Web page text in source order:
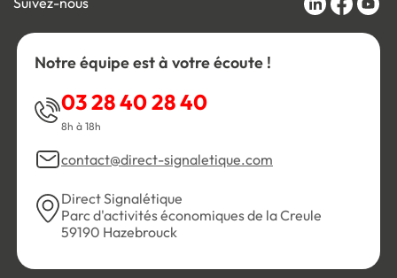
Notre équipe est à votre écoute !
03 28 40 28 40
8h à 18h
contact@direct-signaletique.com
Direct Signalétique
Parc d'activités économiques de la Creule
59190 Hazebrouck